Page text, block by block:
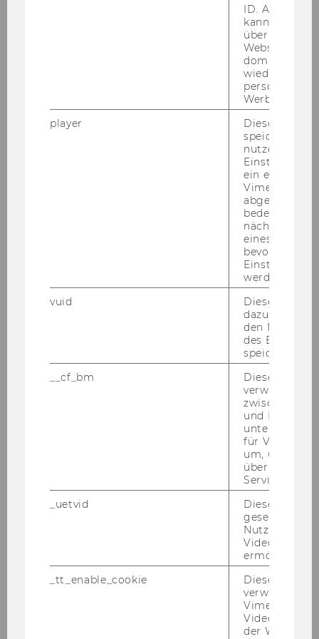
ProEuropeanValuesAT Workshopreihe „Humor:
Workshop: Förderwesen für kleine Vereine
praxisWorkshop: AI/Künstliche Intelligenz für
NPOs - Frühjahr 2026
Workshop: Ubuntu Leadership - ich bin, weil
Nachhaltigkeitsberichterstattung – OMNIBUS-
Workshop: Understanding Your Inner Drivers
Ablauf des Lehrgangs: Positive Leadership -
Herbst 2025
Online-Impulsreihe Führungskräfte-Impulse
ProEuropeanValuesAT Toolkit Presentations
FlowSessions - Herbst 2025
ProEuropeanValuesAT Online Resilienz Training
ProEuropeanValuesAT ClearTheAir
FlowSessions - Frühjahr 2025
ProEuropeanValuesAT Co-Creation Workshops
ID. Anhand
kann Google
über
Websites
Werbung
player
Dieses Cookie
speichert
ein
Vimeo-Video
abgespielt
bedeutet,
nächsten
eines Vimeo-
bevorzugten
werden.
vuid
Dieser
dazu
den
des
speichern.
__cf_bm
Dieses
verwendet,
zwischen
und Bots zu
für Vimeo
um, um
über die
Service zu
_uetvid
Dieses
gesetzt, um
Nutzung des
Videoplayers
ermöglichen
_tt_enable_cookie
Dieses
verwendet,
Vimeo-
der WU-